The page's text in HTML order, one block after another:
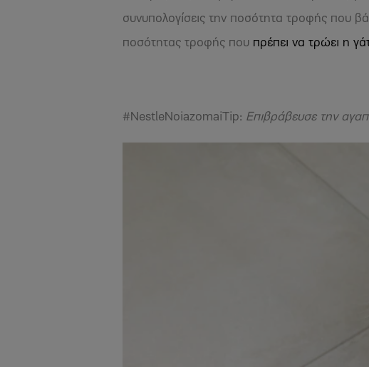
συνυπολογίσεις την ποσότητα τροφής που
ποσότητας τροφής που πρέπει να τρώει η
#NestleNoiazomaiΤip: Επιβράβευσε την